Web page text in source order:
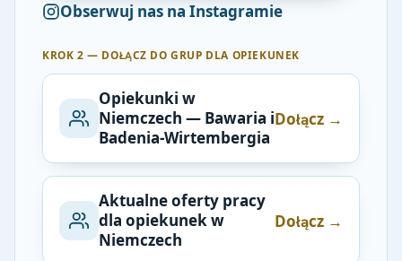
Obserwuj nas na Instagramie
KROK 2 — DOŁĄCZ DO GRUP DLA OPIEKUNEK
Opiekunki w
Niemczech — Bawaria i
Badenia-Wirtembergia
Dołącz →
Aktualne oferty pracy
dla opiekunek w
Niemczech
Dołącz →